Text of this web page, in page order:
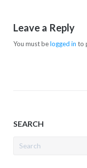
Leave a Reply
You must belogged in to
SEARCH
Search